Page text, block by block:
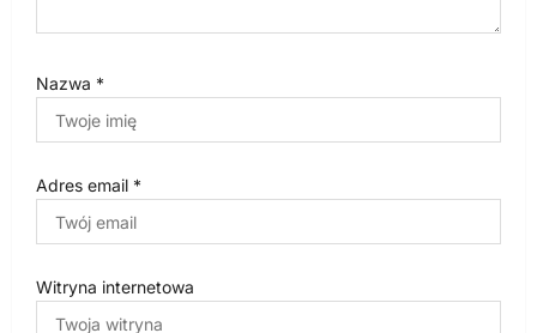
Nazwa *
Adres email *
Witryna internetowa